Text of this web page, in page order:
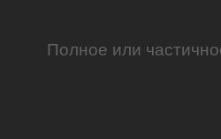
Полное или